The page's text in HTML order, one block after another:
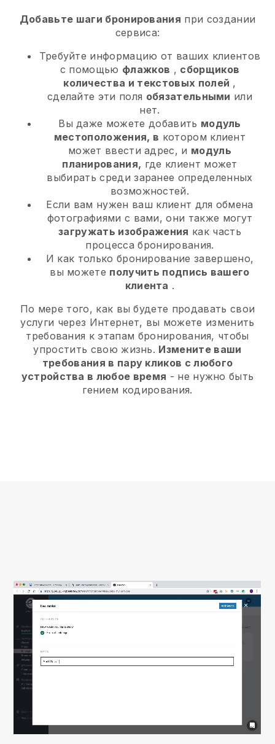
Добавьте шаги бронирования при создании
сервиса:
Требуйте информацию от ваших клиентов
с помощью флажков , сборщиков
количества и текстовых полей ,
сделайте эти поля обязательными или
нет.
Вы даже можете добавить модуль
местоположения, в котором клиент
может ввести адрес, и модуль
планирования, где клиент может
выбирать среди заранее определенных
возможностей.
Если вам нужен ваш клиент для обмена
фотографиями с вами, они также могут
загружать изображения как часть
процесса бронирования.
И как только бронирование завершено,
вы можете получить подпись вашего
клиента .
По мере того, как вы будете продавать свои
услуги через Интернет, вы можете изменить
требования к этапам бронирования, чтобы
упростить свою жизнь. Измените ваши
требования в пару кликов с любого
устройства в любое время - не нужно быть
гением кодирования.